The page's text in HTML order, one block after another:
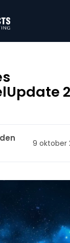
9 oktober